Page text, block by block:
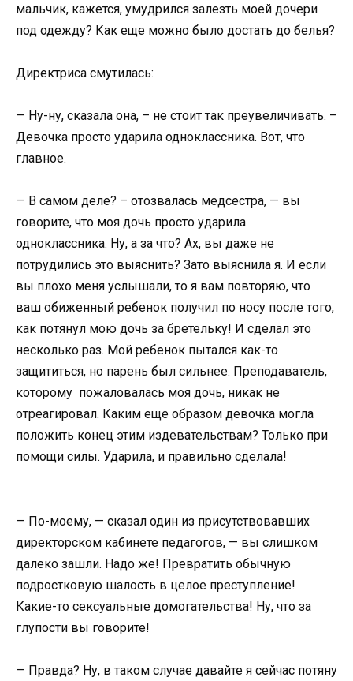
мальчик, кажется, умудрился залезть моей дочери
под одежду? Как еще можно было достать до белья?
Директриса смутилась:
— Ну-ну, сказала она, – не стоит так преувеличивать. –
Девочка просто ударила одноклассника. Вот, что
главное.
— В самом деле? – отозвалась медсестра, — вы
говорите, что моя дочь просто ударила
одноклассника. Ну, а за что? Ах, вы даже не
потрудились это выяснить? Зато выяснила я. И если
вы плохо меня услышали, то я вам повторяю, что
ваш обиженный ребенок получил по носу после того,
как потянул мою дочь за бретельку! И сделал это
несколько раз. Мой ребенок пытался как-то
защититься, но парень был сильнее. Преподаватель,
которому пожаловалась моя дочь, никак не
отреагировал. Каким еще образом девочка могла
положить конец этим издевательствам? Только при
помощи силы. Ударила, и правильно сделала!
— По-моему, — сказал один из присутствовавших
директорском кабинете педагогов, — вы слишком
далеко зашли. Надо же! Превратить обычную
подростковую шалость в целое преступление!
Какие-то сексуальные домогательства! Ну, что за
глупости вы говорите!
— Правда? Ну, в таком случае давайте я сейчас потяну